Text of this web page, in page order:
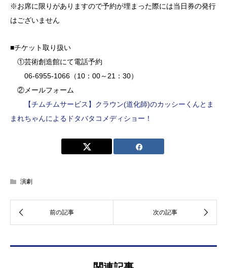
※お席に限りがありますので予約が埋まった際には当日券の発行
はございません
■チケット取り扱い
①芸術創造館にて電話予約
06-6955-1066（10：00～21：30）
②メールフォーム
【チムチムサービス】クラウン(道化師)のカッシーくんとま
まれちゃんによるドタバタコメディショー！
演劇